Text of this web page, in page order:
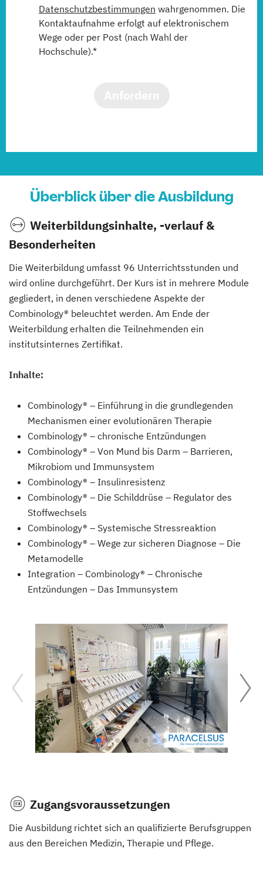
Datenschutzbestimmungen wahrgenommen. Die
Kontaktaufnahme erfolgt auf elektronischem
Wege oder per Post (nach Wahl der
Hochschule).*
Überblick über die Ausbildung
Weiterbildungsinhalte, -verlauf &
Besonderheiten
Die Weiterbildung umfasst 96 Unterrichtsstunden und
wird online durchgeführt. Der Kurs ist in mehrere Module
gegliedert, in denen verschiedene Aspekte der
Combinology® beleuchtet werden. Am Ende der
Weiterbildung erhalten die Teilnehmenden ein
institutsinternes Zertifikat.
Inhalte:
Combinology® – Einführung in die grundlegenden
Mechanismen einer evolutionären Therapie
Combinology® – chronische Entzündungen
Combinology® – Von Mund bis Darm – Barrieren,
Mikrobiom und Immunsystem
Combinology® – Insulinresistenz
Combinology® – Die Schilddrüse – Regulator des
Stoffwechsels
Combinology® – Systemische Stressreaktion
Combinology® – Wege zur sicheren Diagnose – Die
Metamodelle
Integration – Combinology® – Chronische
Entzündungen – Das Immunsystem
Zugangsvoraussetzungen
Die Ausbildung richtet sich an qualifizierte Berufsgruppen
aus den Bereichen Medizin, Therapie und Pflege.